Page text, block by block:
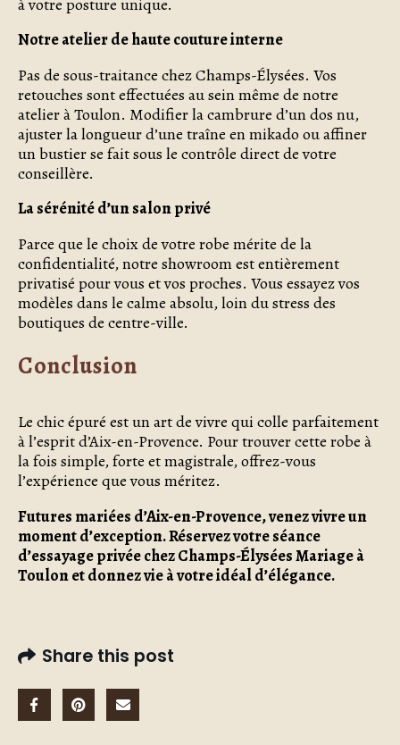
Notre atelier de haute couture interne
Pas de sous-traitance chez Champs-Élysées. Vos
retouches sont effectuées au sein même de notre
atelier à Toulon. Modifier la cambrure d’un dos nu,
ajuster la longueur d’une traîne en mikado ou affiner
un bustier se fait sous le contrôle direct de votre
conseillère.
La sérénité d’un salon privé
Parce que le choix de votre robe mérite de la
confidentialité, notre showroom est entièrement
privatisé pour vous et vos proches. Vous essayez vos
modèles dans le calme absolu, loin du stress des
boutiques de centre-ville.
Conclusion
Le chic épuré est un art de vivre qui colle parfaitement
à l’esprit d’Aix-en-Provence. Pour trouver cette robe à
la fois simple, forte et magistrale, offrez-vous
l’expérience que vous méritez.
Futures mariées d’Aix-en-Provence, venez vivre un
moment d’exception. Réservez votre séance
d’essayage privée chez Champs-Élysées Mariage à
Toulon et donnez vie à votre idéal d’élégance.
Share this post